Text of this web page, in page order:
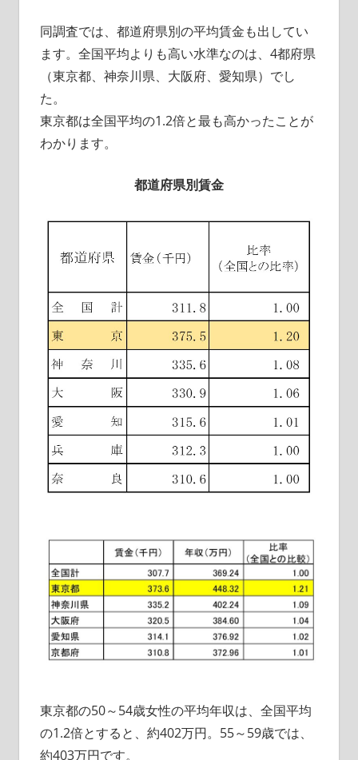
同調査では、都道府県別の平均賃金も出してい
ます。全国平均よりも高い水準なのは、4都府県
（東京都、神奈川県、大阪府、愛知県）でし
た。
東京都は全国平均の1.2倍と最も高かったことが
わかります。
都道府県別賃金
東京都の50～54歳女性の平均年収は、全国平均
の1.2倍とすると、約402万円。55～59歳では、
約403万円です。